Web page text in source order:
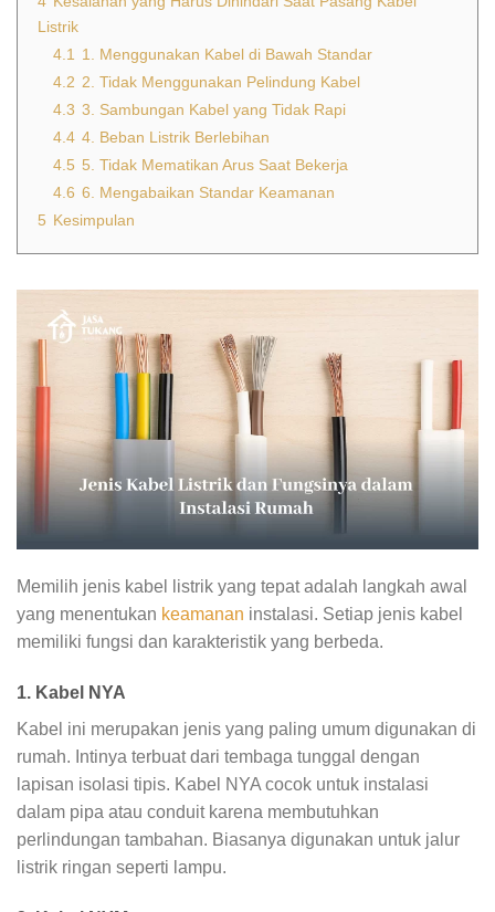
Listrik
4.1
1. Menggunakan Kabel di Bawah Standar
4.2 2. Tidak Menggunakan Pelindung Kabel
4.3 3. Sambungan Kabel yang Tidak Rapi
4.4 4. Beban Listrik Berlebihan
4.5 5. Tidak Mematikan Arus Saat Bekerja
4.6 6. Mengabaikan Standar Keamanan
5 Kesimpulan
Memilih jenis kabel listrik yang tepat adalah langkah awal
yang menentukan keamanan instalasi. Setiap jenis kabel
memiliki fungsi dan karakteristik yang berbeda.
1. Kabel NYA
Kabel ini merupakan jenis yang paling umum digunakan di
rumah. Intinya terbuat dari tembaga tunggal dengan
lapisan isolasi tipis. Kabel NYA cocok untuk instalasi
dalam pipa atau conduit karena membutuhkan
perlindungan tambahan. Biasanya digunakan untuk jalur
listrik ringan seperti lampu.